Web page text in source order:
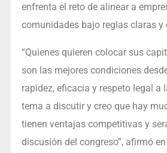
enfrenta el reto de alinear a
comunidades bajo reglas claras y
“Quienes quieren colocar sus
son las mejores condiciones
rapidez, eficacia y respeto legal a
tema a discutir y creo que hay
tienen ventajas competitivas y
discusión del congreso”, afirmó